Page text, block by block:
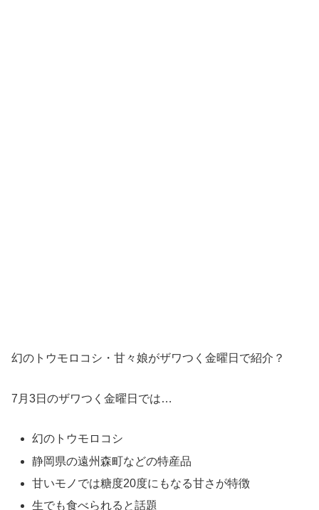
幻のトウモロコシ・甘々娘がザワつく金曜日で紹介？
7月3日のザワつく金曜日では…
幻のトウモロコシ
静岡県の遠州森町などの特産品
甘いモノでは糖度20度にもなる甘さが特徴
生でも食べられると話題